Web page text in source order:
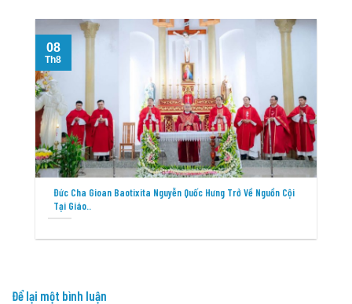
Đức Cha Gioan Baotixita Nguyễn Quốc Hưng Trở Về Nguồn Cội
Tại Giáo..
08
Th8
Để lại một bình luận